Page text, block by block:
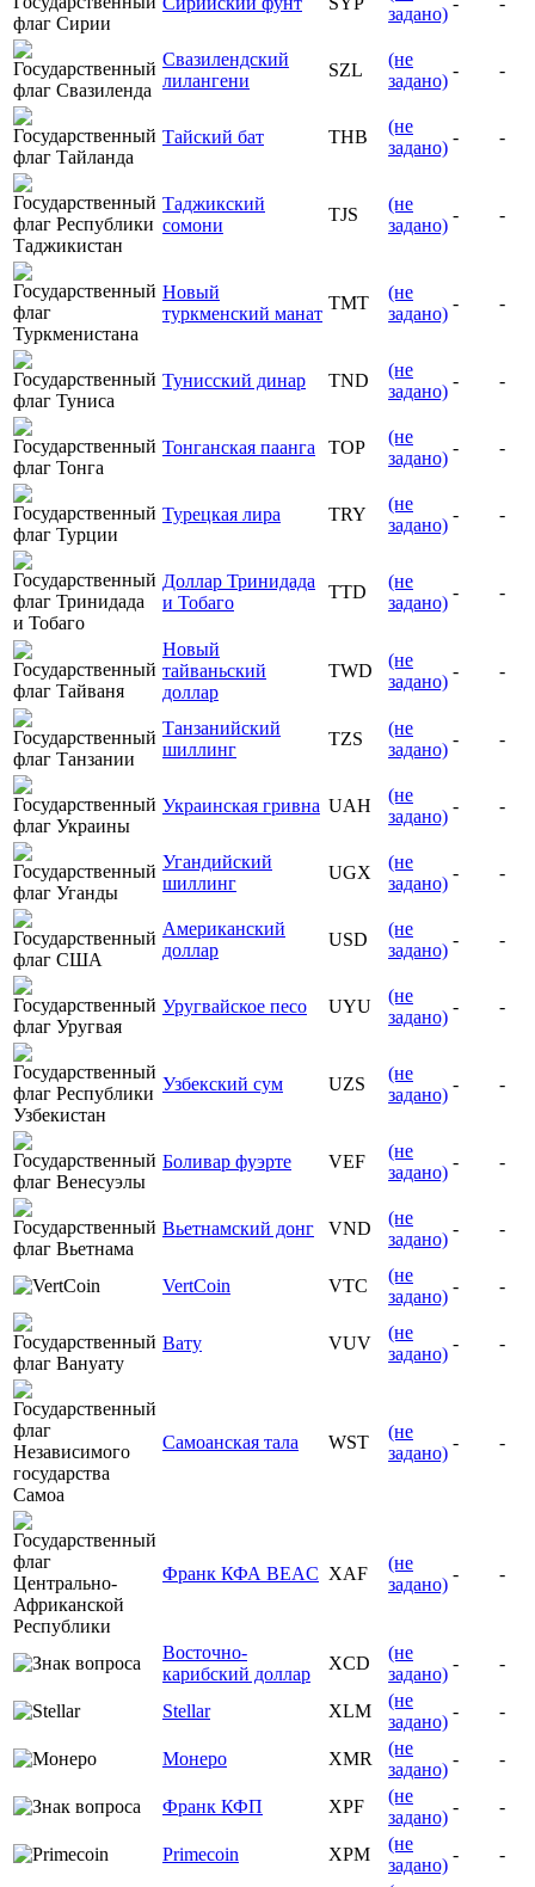
задано)
Свазилендский
лилангени
SZL
(не
задано)
- -
Тайский бат THB
(не
задано)
- -
Таджикский
сомони
TJS
(не
задано)
- -
Новый
туркменский манат
TMT
(не
задано)
- -
Тунисский динар TND
(не
задано)
- -
Тонганская паанга TOP
(не
задано)
- -
Турецкая лира TRY
(не
задано)
- -
Доллар Тринидада
и Тобаго
TTD
(не
задано)
- -
Новый
тайваньский
доллар
TWD
(не
задано)
- -
Танзанийский
шиллинг
TZS
(не
задано)
- -
Украинская гривна UAH
(не
задано)
- -
Угандийский
шиллинг
UGX
(не
задано)
- -
Американский
доллар
USD
(не
задано)
- -
Уругвайское песо UYU
(не
задано)
- -
Узбекский сум UZS
(не
задано)
- -
Боливар фуэрте VEF
(не
задано)
- -
Вьетнамский донг VND
(не
задано)
- -
VertCoin VTC
(не
задано)
- -
Вату VUV
(не
задано)
- -
Самоанская тала WST
(не
задано)
- -
Франк КФА BEAC XAF
(не
задано)
- -
Восточно-
карибский доллар
XCD
(не
задано)
- -
Stellar XLM
(не
задано)
- -
Монеро XMR
(не
задано)
- -
Франк КФП XPF
(не
задано)
- -
Primecoin XPM
(не
задано)
-
-